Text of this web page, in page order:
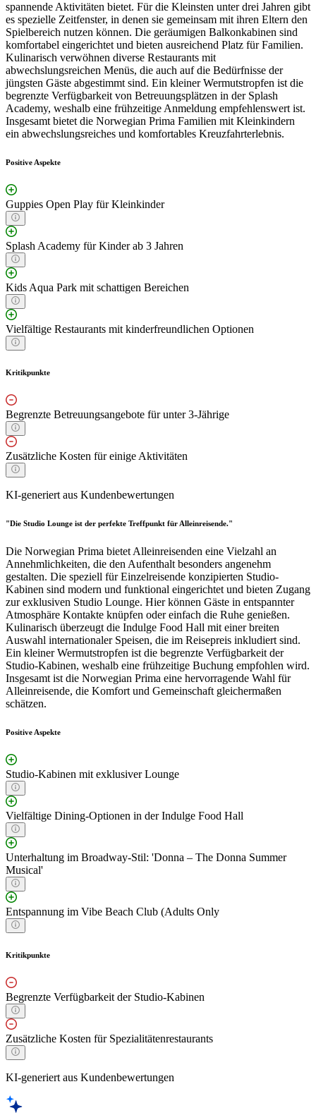
spannende Aktivitäten bietet. Für die Kleinsten unter drei Jahren gibt
es spezielle Zeitfenster, in denen sie gemeinsam mit ihren Eltern den
Spielbereich nutzen können. Die geräumigen Balkonkabinen sind
komfortabel eingerichtet und bieten ausreichend Platz für Familien.
Kulinarisch verwöhnen diverse Restaurants mit
abwechslungsreichen Menüs, die auch auf die Bedürfnisse der
jüngsten Gäste abgestimmt sind. Ein kleiner Wermutstropfen ist die
begrenzte Verfügbarkeit von Betreuungsplätzen in der Splash
Academy, weshalb eine frühzeitige Anmeldung empfehlenswert ist.
Insgesamt bietet die Norwegian Prima Familien mit Kleinkindern
ein abwechslungsreiches und komfortables Kreuzfahrterlebnis.
Positive Aspekte
Guppies Open Play für Kleinkinder
Splash Academy für Kinder ab 3 Jahren
Kids Aqua Park mit schattigen Bereichen
Vielfältige Restaurants mit kinderfreundlichen Optionen
Kritikpunkte
Begrenzte Betreuungsangebote für unter 3-Jährige
Zusätzliche Kosten für einige Aktivitäten
KI-generiert aus Kundenbewertungen
"Die Studio Lounge ist der perfekte Treffpunkt für Alleinreisende."
Die Norwegian Prima bietet Alleinreisenden eine Vielzahl an
Annehmlichkeiten, die den Aufenthalt besonders angenehm
gestalten. Die speziell für Einzelreisende konzipierten Studio-
Kabinen sind modern und funktional eingerichtet und bieten Zugang
zur exklusiven Studio Lounge. Hier können Gäste in entspannter
Atmosphäre Kontakte knüpfen oder einfach die Ruhe genießen.
Kulinarisch überzeugt die Indulge Food Hall mit einer breiten
Auswahl internationaler Speisen, die im Reisepreis inkludiert sind.
Ein kleiner Wermutstropfen ist die begrenzte Verfügbarkeit der
Studio-Kabinen, weshalb eine frühzeitige Buchung empfohlen wird.
Insgesamt ist die Norwegian Prima eine hervorragende Wahl für
Alleinreisende, die Komfort und Gemeinschaft gleichermaßen
schätzen.
Positive Aspekte
Studio-Kabinen mit exklusiver Lounge
Vielfältige Dining-Optionen in der Indulge Food Hall
Unterhaltung im Broadway-Stil: 'Donna – The Donna Summer
Musical'
Entspannung im Vibe Beach Club (Adults Only
Kritikpunkte
Begrenzte Verfügbarkeit der Studio-Kabinen
Zusätzliche Kosten für Spezialitätenrestaurants
KI-generiert aus Kundenbewertungen